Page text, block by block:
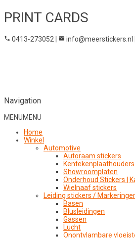
PRINT CARDS
0413-273052 | info@meerstickers.nl |
Navigation
MENUMENU
Home
Winkel
Automotive
Autoraam stickers
Kentekenplaathouders
Showroomplaten
Onderhoud Stickers |
Wielnaaf stickers
Leiding stickers /
Basen
Blusleidingen
Gassen
Lucht
Onontvlambare